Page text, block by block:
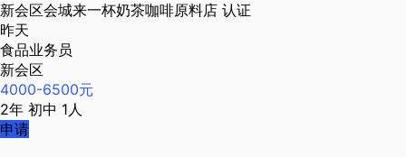
新会区会城来一杯奶茶咖啡原料店 认证
昨天
食品业务员
新会区
4000-6500元
2年 初中 1人
申请